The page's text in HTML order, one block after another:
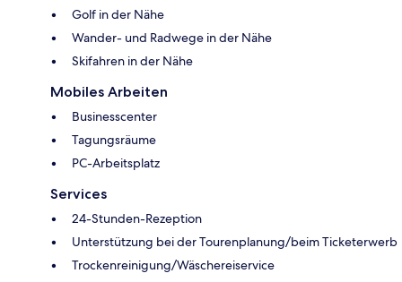
Golf in der Nähe
Wander- und Radwege in der Nähe
Skifahren in der Nähe
Mobiles Arbeiten
Businesscenter
Tagungsräume
PC-Arbeitsplatz
Services
24-Stunden-Rezeption
Unterstützung bei der Tourenplanung/beim Ticketerwerb
Trockenreinigung/Wäschereiservice